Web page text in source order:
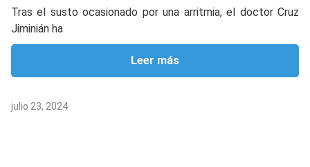
Tras el susto ocasionado por una arritmia, el doctor Cruz
Jiminián ha
Leer más
julio 23, 2024